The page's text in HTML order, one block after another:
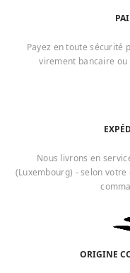
Payez en toute sécurité
virement bancaire
Nous livrons en
(Luxembourg) - selon
ORIGINE